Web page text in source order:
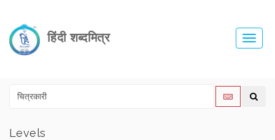
हिंदी शब्दमित्र
Levels